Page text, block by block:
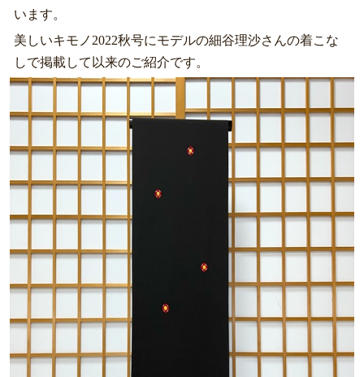
います。
美しいキモノ2022秋号にモデルの細谷理沙さんの着こな
しで掲載して以来のご紹介です。